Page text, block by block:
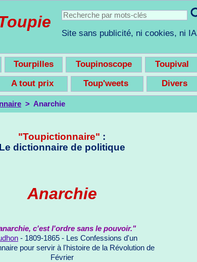
Site sans publicité, ni cookies, ni IA
Tourpilles Toupinoscope
Toupival
A tout prix Toup'weets Divers
> Anarchie
"Toupictionnaire" :
Le dictionnaire de politique
Anarchie
c'est l'ordre sans le pouvoir."
- 1809-1865 - Les Confessions d'un
pour servir à l'histoire de la Révolution de
Février